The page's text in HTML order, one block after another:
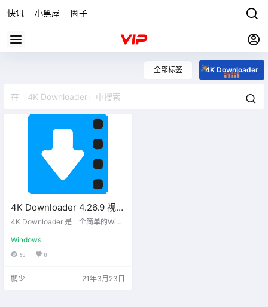
快讯 小黑屋 圈子
全部标签 4K Downloader
4K Downloader 4.26.9 视频
下载器便携版
4K Downloader 是一个简单的Wind
他视频流媒体站点下载和转换4K和8
K Ultra HD视频。它最多可将您的下
Windows
65 0
鹏少 21年3月23日